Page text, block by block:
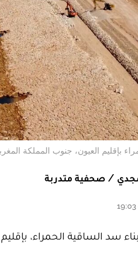
بإقليم العيون، جنوب المملكة
/ صحفية متدربة